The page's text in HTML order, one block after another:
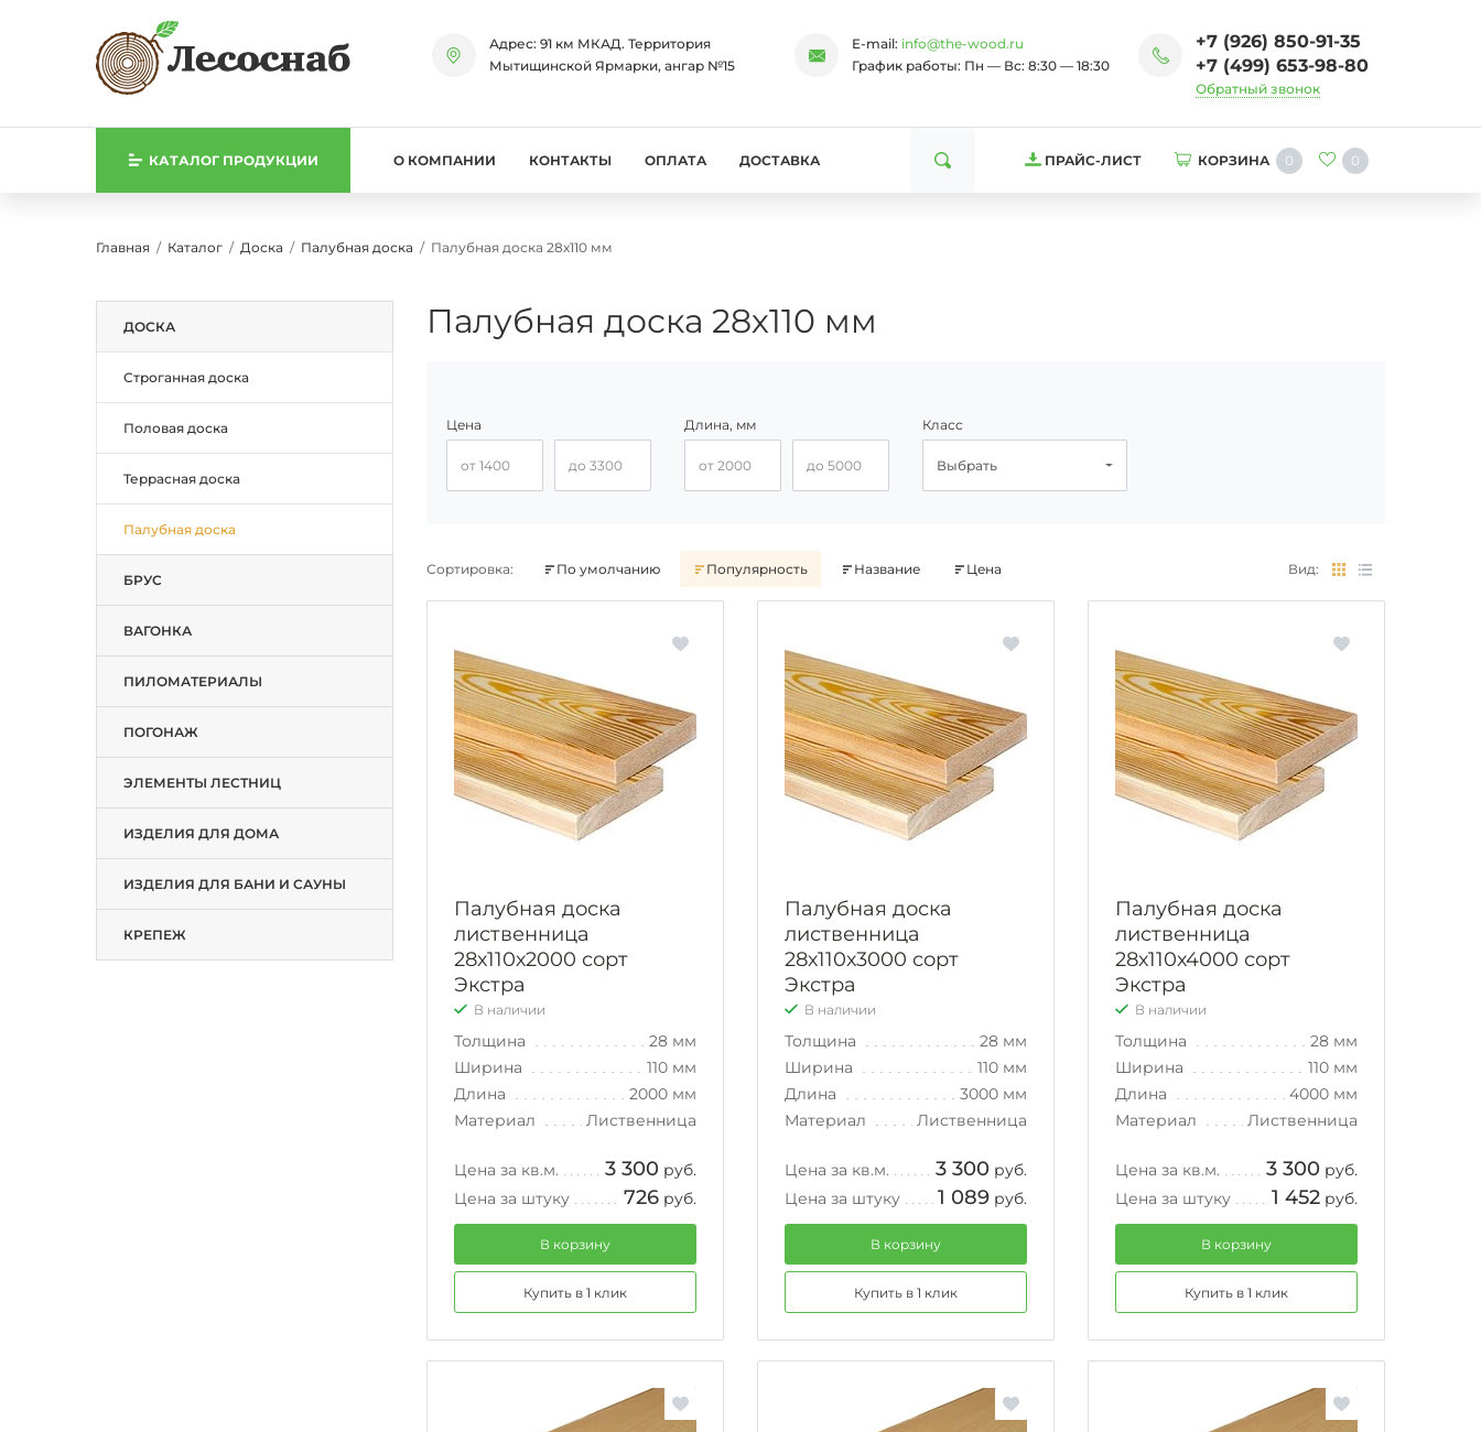
Адрес: 91 км МКАД. Территория
Мытищинской Ярмарки, ангар №15
E-mail: info@the-wood.ru
График работы: Пн — Вс: 8:30 — 18:30
+7 (926) 850-91-35
+7 (499) 653-98-80
Обратный звонок
КАТАЛОГ ПРОДУКЦИИ О КОМПАНИИ КОНТАКТЫ ОПЛАТА ДОСТАВКА ПРАЙС-ЛИСТ КОРЗИНА 0 0
Главная Каталог Доска Палубная доска Палубная доска 28х110 мм
ДОСКА
Строганная доска
Половая доска
Террасная доска
Палубная доска
БРУС
ВАГОНКА
ПИЛОМАТЕРИАЛЫ
ПОГОНАЖ
ЭЛЕМЕНТЫ ЛЕСТНИЦ
ИЗДЕЛИЯ ДЛЯ ДОМА
ИЗДЕЛИЯ ДЛЯ БАНИ И САУНЫ
КРЕПЕЖ
Палубная доска 28х110 мм
Цена
Длина, мм
Класс
Выбрать
Сортировка: По умолчанию Популярность Название Цена Вид:
Палубная доска
лиственница
28х110х2000 сорт
Экстра
В наличии
Толщина
28 мм
Ширина
110 мм
Длина
2000 мм
Материал
Лиственница
Цена за кв.м. 3 300 руб.
Цена за штуку
726 руб.
В корзину
Купить в 1 клик
Палубная доска
лиственница
28х110х3000 сорт
Экстра
В наличии
Толщина
28 мм
Ширина
110 мм
Длина
3000 мм
Материал
Лиственница
Цена за кв.м. 3 300 руб.
Цена за штуку
1 089 руб.
В корзину
Купить в 1 клик
Палубная доска
лиственница
28х110х4000 сорт
Экстра
В наличии
Толщина
28 мм
Ширина
110 мм
Длина
4000 мм
Материал
Лиственница
Цена за кв.м. 3 300 руб.
Цена за штуку
1 452 руб.
В корзину
Купить в 1 клик